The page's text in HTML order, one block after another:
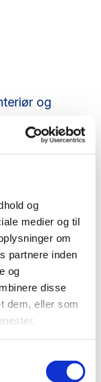
og
medier og til
om
partnere inden
og
disse
dem, eller som
og
med
behøver du
tid på